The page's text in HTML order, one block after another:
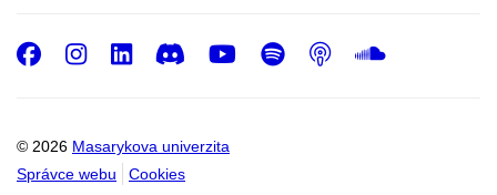
© 2026 Masarykova univerzita
Správce webu
Cookies
Facebook
Instagram
LinkedIn
DiscordYoutube
Spotify
Podcast